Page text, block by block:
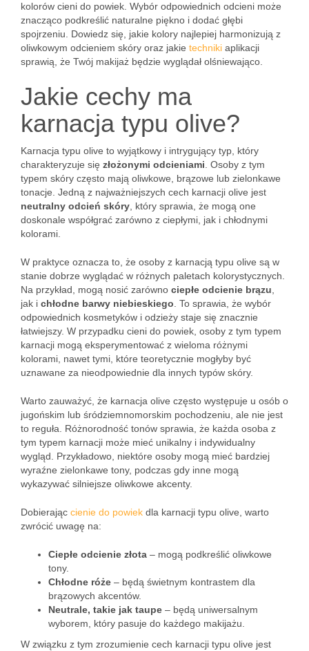
kolorów cieni do powiek. Wybór odpowiednich odcieni może
znacząco podkreślić naturalne piękno i dodać głębi
spojrzeniu. Dowiedz się, jakie kolory najlepiej harmonizują z
oliwkowym odcieniem skóry oraz jakie techniki aplikacji
sprawią, że Twój makijaż będzie wyglądał olśniewająco.
Jakie cechy ma
karnacja typu olive?
Karnacja typu olive to wyjątkowy i intrygujący typ, który
charakteryzuje się złożonymi odcieniami . Osoby z tym
typem skóry często mają oliwkowe, brązowe lub zielonkawe
tonacje. Jedną z najważniejszych cech karnacji olive jest
neutralny odcień skóry , który sprawia, że mogą one
doskonale współgrać zarówno z ciepłymi, jak i chłodnymi
kolorami.
W praktyce oznacza to, że osoby z karnacją typu olive są w
stanie dobrze wyglądać w różnych paletach kolorystycznych.
Na przykład, mogą nosić zarówno ciepłe odcienie brązu
jak i chłodne barwy niebieskiego . To sprawia, że wybór
odpowiednich kosmetyków i odzieży staje się znacznie
łatwiejszy. W przypadku cieni do powiek, osoby z tym typem
karnacji mogą eksperymentować z wieloma różnymi
kolorami, nawet tymi, które teoretycznie mogłyby być
uznawane za nieodpowiednie dla innych typów skóry.
Warto zauważyć, że karnacja olive często występuje u osób o
jugońskim lub śródziemnomorskim pochodzeniu, ale nie jest
to reguła. Różnorodność tonów sprawia, że każda osoba z
tym typem karnacji może mieć unikalny i indywidualny
wygląd. Przykładowo, niektóre osoby mogą mieć bardziej
wyraźne zielonkawe tony, podczas gdy inne mogą
wykazywać silniejsze oliwkowe akcenty.
Dobierając cienie do powiek dla karnacji typu olive, warto
zwrócić uwagę na:
Ciepłe odcienie złota – mogą podkreślić oliwkowe
tony.
Chłodne róże – będą świetnym kontrastem dla
brązowych akcentów.
Neutrale, takie jak taupe – będą uniwersalnym
wyborem, który pasuje do każdego makijażu.
W związku z tym zrozumienie cech karnacji typu olive jest